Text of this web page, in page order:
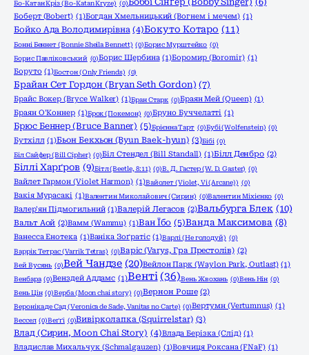
Бо-Катан Кріз (Bo-Katan Kryze) (0)
Боберт (Bobert) (1)Богдан Хмельницький (Вогнем і мечем) (1)
Бойко Ада Володимирівна (4)Бокуто Котаро (11)
Бонні Беннет (Bonnie Sheila Bennett) (0)Борис Мурштейко (0)
Борис Павліковський (0)Борис Щербина (1)Боромир (Boromir) (1)
Боруто (1)Бостон (Only Friends) (0)
Брайан Сет Гордон (Bryan Seth Gordon) (7)
Брайс Вокер (Bryce Walker) (1)Бран Старк (0)Браян Мей (Queen) (1)
Браян О'Коннер (1)Брок (Покемон) (0)Бруно Буччелатті (1)
Брюс Беннер (Bruce Banner) (5)Брієнна Тарт (0)Бубі (Wolfenstein) (0)
Бутхілл (1)Бьон Бекхьон (Byun Baek-hyun) (3)Бібі (0)
Біл Сайфер (Bill Cipher) (0)Біл Стендел (Bill Standall) (1)Білл Денбро (2)
Біллі Харґров (9)Бітл (Beetle, 8:11) (0)В. Д. Гастер (W. D. Gaster) (0)
Вайлет Гармон (Violet Harmon) (1)Вайолет (Violet, Vi (Arcane)) (0)
Вакія Мурасакі (1)Валентин Миколайович (Сирин) (0)Валентин Міхієнко (0)
Валер'ян Підмогильний (1)Валерій Легасов (2)Вальбурга Блек (10)
Вальт Аой (2)Вамм (Wammu) (1)Ван Їбо (5)Ванда Максимова (8)
Ванесса Енотека (1)Ваніка Зоґратіс (1)Варлі (Не голодуй) (0)
Варрік Тетрас (Varrik Tetras) (0)Варіс (Varys, Гра Престолів) (2)
Вей Вусянь (0)Вей Чандзе (20)Вейлон Парк (Waylon Park, Outlast) (1)
Венбара (0)Венздей Аддамс (1)Венті (36)Вень Жвохань (0)Вень Нін (0)
Вень Цін (0)Верба (Moon chai story) (0)Вернон Роше (2)
Вероніка де Сад (Veronica de Sade, Vanitas no Carte) (0)Вертумн (Vertumnus) (1)
Вессел (0)Веґґі (0)Вивірколапка (Squirrelstar) (3)
Влад (Сирин, Moon Chai Story) (4)Влада Берізка (Слід) (1)
Владислав Михальчук (Schmalgauzen) (1)Вовчиця Роксана (FNaF) (1)